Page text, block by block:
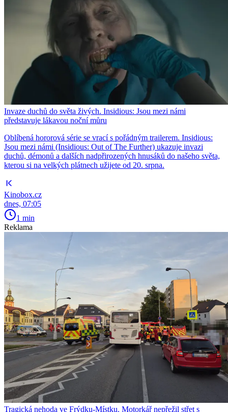
Invaze duchů do světa živých. Insidious: Jsou mezi námi
představuje lákavou noční můru
Oblíbená hororová série se vrací s pořádným trailerem. Insidious:
Jsou mezi námi (Insidious: Out of The Further) ukazuje invazi
duchů, démonů a dalších nadpřirozených hnusáků do našeho světa,
kterou si na velkých plátnech užijete od 20. srpna.
Kinobox.cz
dnes, 07:05
1 min
Reklama
Tragická nehoda ve Frýdku-Místku. Motorkář nepřežil střet s